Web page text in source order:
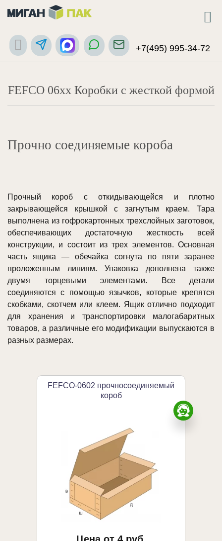
+7(495) 995-34-72
FEFCO 06xx Коробки с жесткой формой
Прочно соединяемые короба
Прочный короб с откидывающейся и плотно
закрывающейся крышкой с загнутым краем. Тара
выполнена из гофрокартонных трехслойных заготовок,
обеспечивающих достаточную жесткость всей
конструкции, и состоит из трех элементов. Основная
часть ящика — обечайка согнута по пяти заранее
проложенным линиям. Упаковка дополнена также
двумя торцевыми элементами. Все детали
соединяются с помощью язычков, которые крепятся
скобками, скотчем или клеем. Ящик отлично подходит
для хранения и транспортировки малогабаритных
товаров, а различные его модификации выпускаются в
разных размерах.
FEFCO-0602 прочносоединяемый
короб